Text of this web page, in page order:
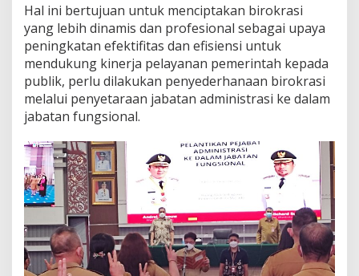
Hal ini bertujuan untuk menciptakan birokrasi
yang lebih dinamis dan profesional sebagai upaya
peningkatan efektifitas dan efisiensi untuk
mendukung kinerja pelayanan pemerintah kepada
publik, perlu dilakukan penyederhanaan birokrasi
melalui penyetaraan jabatan administrasi ke dalam
jabatan fungsional.